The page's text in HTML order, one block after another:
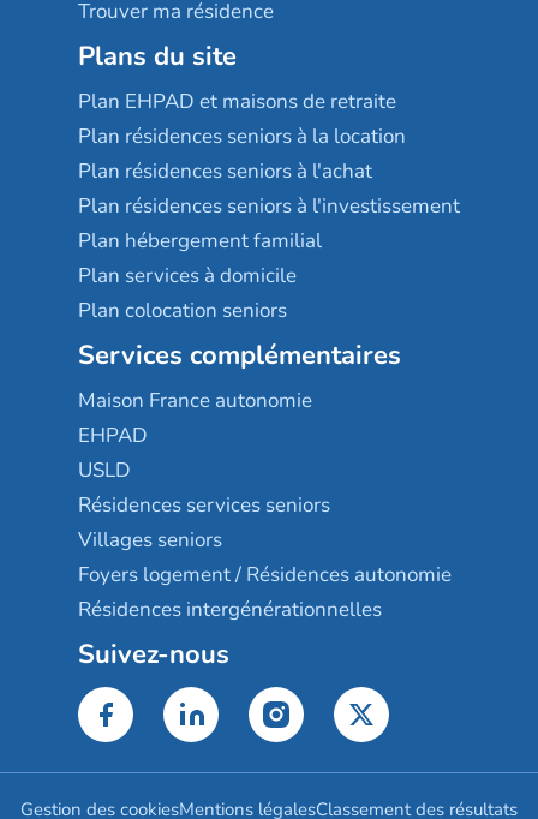
Trouver ma résidence
Plans du site
Plan EHPAD et maisons de retraite
Plan résidences seniors à la location
Plan résidences seniors à l'achat
Plan résidences seniors à l'investissement
Plan hébergement familial
Plan services à domicile
Plan colocation seniors
Services complémentaires
Maison France autonomie
EHPAD
USLD
Résidences services seniors
Villages seniors
Foyers logement / Résidences autonomie
Résidences intergénérationnelles
Suivez-nous
Gestion des cookiesMentions légalesClassement des résultats